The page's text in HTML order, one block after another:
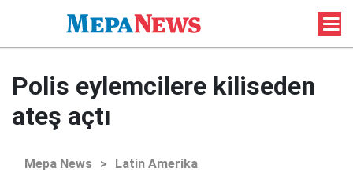
Polis eylemcilere kiliseden
ateş açtı
Mepa News > Latin Amerika